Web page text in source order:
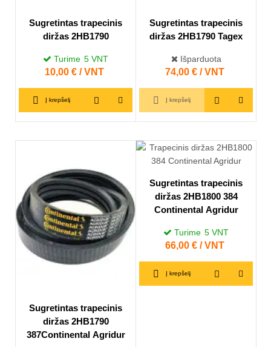
Sugretintas trapecinis
diržas 2HB1790
Turime 5 VNT
Kaina
10,00 € / VNT
Į krepšelį
Sugretintas trapecinis
diržas 2HB1790 Tagex
Išparduota
Kaina
74,00 € / VNT
Į krepšelį
Sugretintas trapecinis
diržas 2HB1790
387Continental Agridur
Sugretintas trapecinis
diržas 2HB1800 384
Continental Agridur
Turime 5 VNT
Kaina
66,00 € / VNT
Į krepšelį